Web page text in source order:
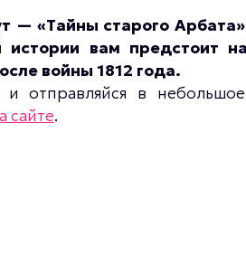
— «Тайны старого
истории вам предстоит
войны 1812 года.
отправляйся в
сайте.